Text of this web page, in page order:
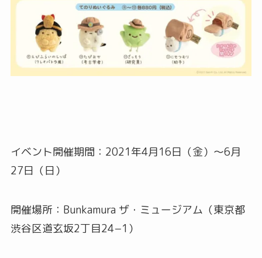
イベント開催期間：2021年4月16日（金）～6月
27日（日）
開催場所：Bunkamura ザ・ミュージアム（東京都
渋谷区道玄坂2丁目24−1）